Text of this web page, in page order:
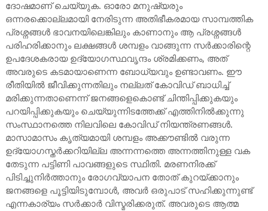
ദോഷമാണ് ചെയ്യുക. ഓരോ മനുഷ്യരും
ഒന്നരക്കൊല്ലമായി നേരിടുന്ന അതിഭീകരമായ സാമ്പത്തിക
പ്രശ്നങ്ങൾ ഭാവനയിലെങ്കിലും കാണാനും ആ പ്രശ്നങ്ങൾ
പരിഹരിക്കാനും ലക്ഷങ്ങൾ ശമ്പളം വാങ്ങുന്ന സർക്കാരിന്റെ
ഉപദേശകരായ ഉദ്യോഗസ്ഥവൃന്ദം ശ്രമിക്കണം, അത്
അവരുടെ കടമായാണെന്ന ബോധ്യവും ഉണ്ടാവണം. ഈ
രീതിയിൽ ജീവിക്കുന്നതിലും നല്ലത് കോവിഡ് ബാധിച്ച്
മരിക്കുന്നതാണെന്ന് ജനങ്ങളെകൊണ്ട് ചിന്തിപ്പിക്കുകയും
പറയിപ്പിക്കുകയും ചെയ്യുന്നിടത്തേക്ക് എത്തിനിൽക്കുന്നു
സംസ്ഥാനത്തെ നിലവിലെ കോവിഡ് നിയന്ത്രണങ്ങൾ.
മാസാമാസം കൃത്യമായി ശമ്പളം അക്കൗണ്ടിൽ വരുന്ന
ഉദ്യോഗസ്തർക്കറിയില്ല അന്നന്നത്തെ അന്നത്തിനുള്ള വക
തേടുന്ന പട്ടിണി പാവങ്ങളുടെ സ്ഥിതി. മരണനിരക്ക്
പിടിച്ചുനിർത്താനും രോഗവ്യാപന തോത് കുറയ്ക്കാനും
ജനങ്ങളെ പൂട്ടിയിടുമ്പോൾ, അവർ ഒരുപാട് സഹിക്കുന്നുണ്ട്
എന്നകാര്യം സർക്കാർ വിസ്മരിക്കരുത്. അവരുടെ ആത്മ